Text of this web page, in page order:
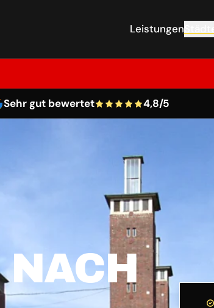
Leistungen
Sehr gut bewertet 4,8/5
NACH